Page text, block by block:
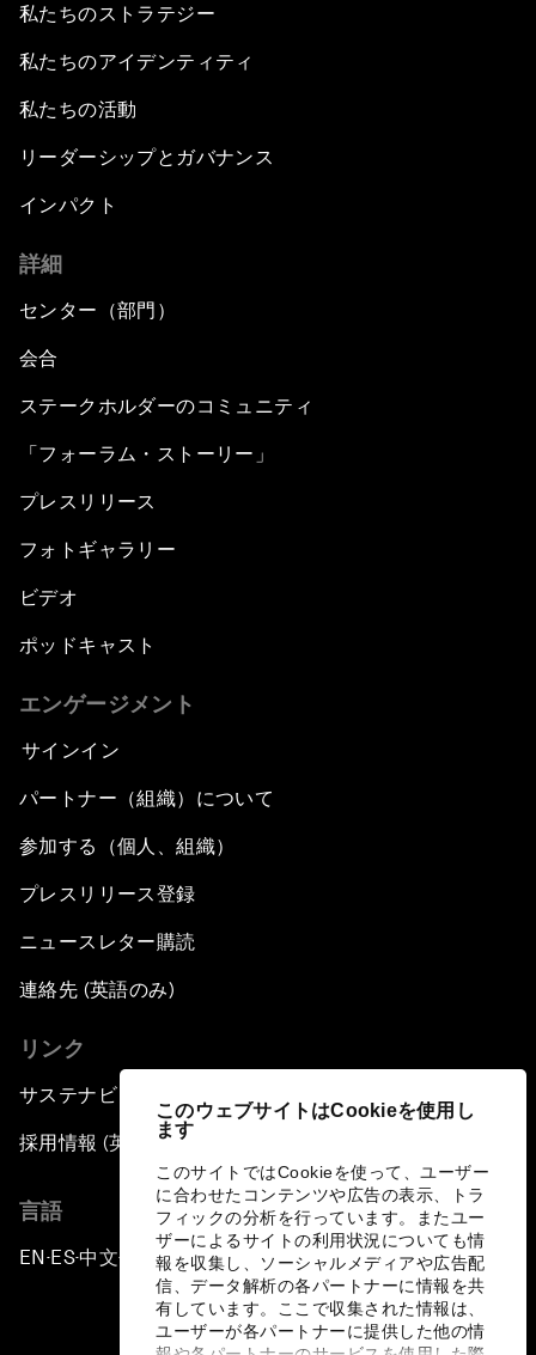
このウェブサイトはCookieを使用し
ます
このサイトではCookieを使って、ユーザー
に合わせたコンテンツや広告の表示、トラ
フィックの分析を行っています。またユー
ザーによるサイトの利用状況についても情
報を収集し、ソーシャルメディアや広告配
信、データ解析の各パートナーに情報を共
有しています。ここで収集された情報は、
ユーザーが各パートナーに提供した他の情
私たちのストラテジー
私たちのアイデンティティ
私たちの活動
リーダーシップとガバナンス
インパクト
詳細
センター（部門）
会合
ステークホルダーのコミュニティ
「フォーラム・ストーリー」
プレスリリース
フォトギャラリー
ビデオ
ポッドキャスト
エンゲージメント
サインイン
パートナー（組織）について
参加する（個人、組織）
プレスリリース登録
ニュースレター購読
連絡先 (英語のみ)
リンク
サステナビリティへの取り組み
採用情報 (英語のみ)
言語
EN ▪ES▪中文▪ 日本語